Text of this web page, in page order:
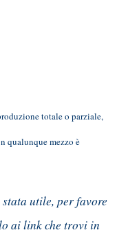
totale o parziale,
qualunque mezzo è
utile, per favore
ai link che trovi in